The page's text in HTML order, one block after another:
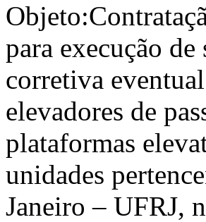
para execução
corretiva
elevadores de
plataformas
unidades
Janeiro – UFRJ,